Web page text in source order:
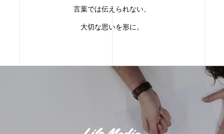
言葉では伝えられない、
大切な思いを形に。